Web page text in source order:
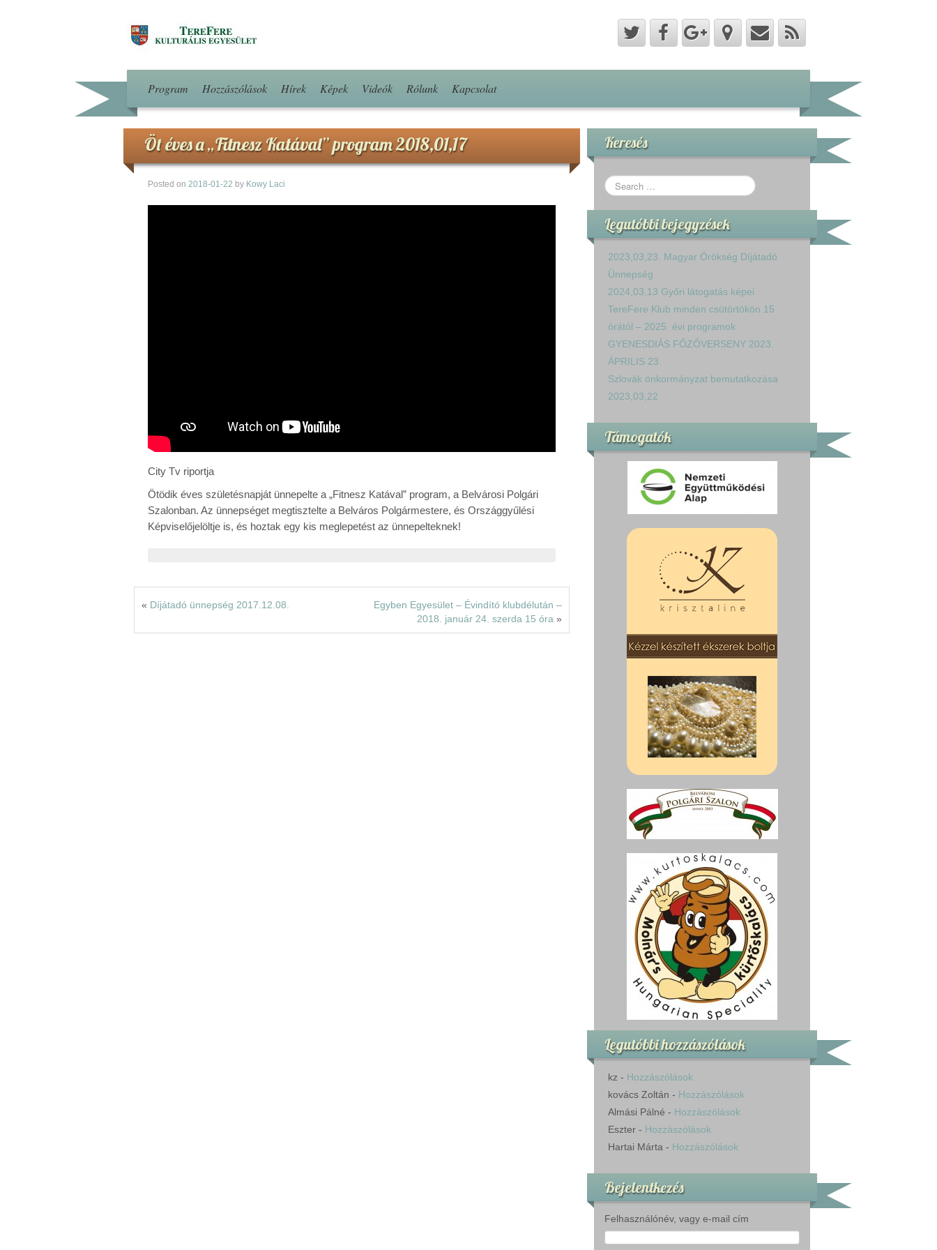
Program Hozzászólások Hírek Képek Videók Rólunk Kapcsolat
Öt éves a „Fitnesz Katával” program 2018,01,17
Posted on 2018-01-22 by Kowy Laci
City Tv riportja
Ötödik éves születésnapját ünnepelte a „Fitnesz Katával” program, a Belvárosi Polgári
Szalonban. Az ünnepséget megtisztelte a Belváros Polgármestere, és Országgyűlési
Képviselőjelöltje is, és hoztak egy kis meglepetést az ünnepelteknek!
« Díjátadó ünnepség 2017.12.08.
Egyben Egyesület – Évindító klubdélután –
2018. január 24. szerda 15 óra »
Keresés
Legutóbbi bejegyzések
2023,03,23. Magyar Örökség Díjátadó
Ünnepség
2024,03,13 Győri látogatás képei
TereFere Klub minden csütörtökön 15
órától – 2025. évi programok
GYENESDIÁS FŐZŐVERSENY 2023.
ÁPRILIS 23.
Szlovák önkormányzat bemutatkozása
2023,03,22
Támogatók
Legutóbbi hozzászólások
kz - Hozzászólások
kovács Zoltán - Hozzászólások
Almási Pálné - Hozzászólások
Eszter - Hozzászólások
Hartai Márta - Hozzászólások
Bejelentkezés
Felhasználónév, vagy e-mail cím